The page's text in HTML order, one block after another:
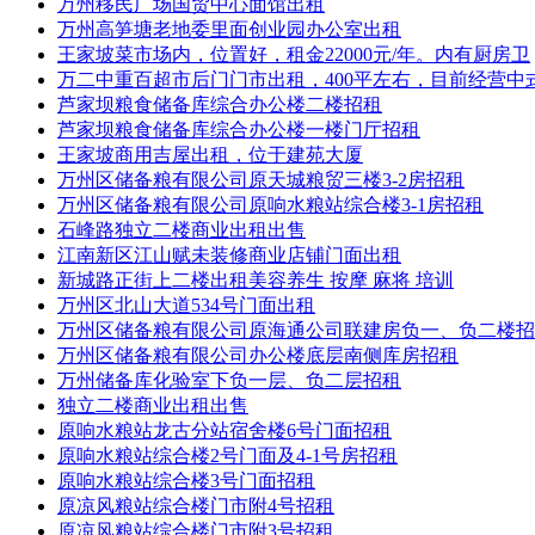
万州高笋塘老地委里面创业园办公室出租
王家坡菜市场内，位置好，租金22000元/年。内有厨房卫
万二中重百超市后门门市出租，400平左右，目前经营中
芦家坝粮食储备库综合办公楼二楼招租
芦家坝粮食储备库综合办公楼一楼门厅招租
王家坡商用吉屋出租，位于建苑大厦
万州区储备粮有限公司原天城粮贸三楼3-2房招租
万州区储备粮有限公司原响水粮站综合楼3-1房招租
石峰路独立二楼商业出租出售
江南新区江山赋未装修商业店铺门面出租
新城路正街上二楼出租美容养生 按摩 麻将 培训
万州区北山大道534号门面出租
万州区储备粮有限公司原海通公司联建房负一、负二楼
万州区储备粮有限公司办公楼底层南侧库房招租
万州储备库化验室下负一层、负二层招租
独立二楼商业出租出售
原响水粮站龙古分站宿舍楼6号门面招租
原响水粮站综合楼2号门面及4-1号房招租
原响水粮站综合楼3号门面招租
原凉风粮站综合楼门市附4号招租
原凉风粮站综合楼门市附3号招租